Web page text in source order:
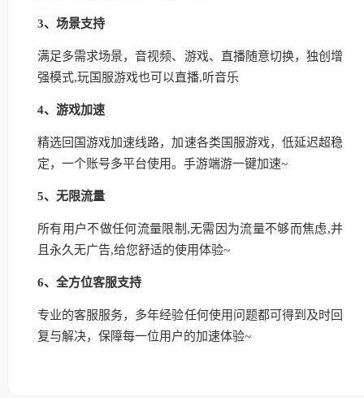
3、场景支持
满足多需求场景，音视频、游戏、直播随意切换，独创增
强模式,玩国服游戏也可以直播,听音乐
4、游戏加速
精选回国游戏加速线路，加速各类国服游戏，低延迟超稳
定，一个账号多平台使用。手游端游一键加速~
5、无限流量
所有用户不做任何流量限制,无需因为流量不够而焦虑,并
且永久无广告,给您舒适的使用体验~
6、全方位客服支持
专业的客服服务，多年经验任何使用问题都可得到及时回
复与解决，保障每一位用户的加速体验~